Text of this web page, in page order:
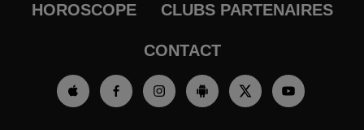
HOROSCOPE CLUBS PARTENAIRES
CONTACT